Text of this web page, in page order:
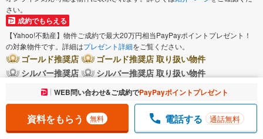
さい。
成約でもらえる
【Yahoo!不動産】物件ご成約で最大20万円相当PayPayポイントプレゼント！
の対象物件です。詳細はプレゼント詳細をご覧ください。
ゴールド推奨店
ゴールド推奨店 取り扱い物件
シルバー推奨店
シルバー推奨店 取り扱い物件
ブロンズ推奨店
ブロンズ推奨店 取り扱い物件
広告商品を購入している不動産会社のうち、物件情報の正確性、法令遵守、ヤ
フー不動産における成約実績等、当社所定の基準を満たした優良な店舗運営を
実践していると認めた不動産会社（もしくは当該認定を受けた不動産会社の取
扱物件）に表示されます。
お気に入りに追加しました。 一覧を開く
WEB問い合わせ&ご成約でPayPayポイントプレゼント
資料をもらう 無料 電話する 通話無料